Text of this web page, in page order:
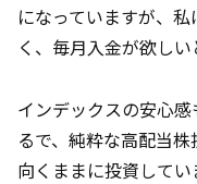
になっていますが、
く、毎月入金が欲しい
インデックスの安心
るで、純粋な高配当
向くままに投資してい